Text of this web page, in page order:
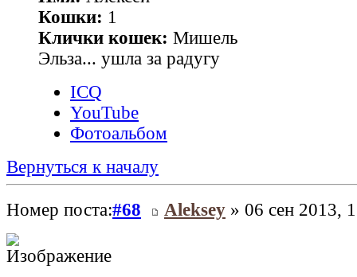
Кошки: 1
Клички кошек: Мишель
Эльза... ушла за радугу
ICQ
YouTube
Фотоальбом
Вернуться к началу
Номер поста:#68 Aleksey » 06 сен 2013,